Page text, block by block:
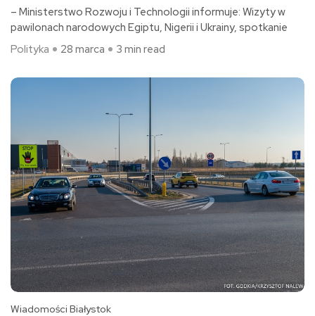
– Ministerstwo Rozwoju i Technologii informuje: Wizyty w
pawilonach narodowych Egiptu, Nigerii i Ukrainy, spotkanie
Polityka
28 marca 3 min read
Wiadomości Białystok